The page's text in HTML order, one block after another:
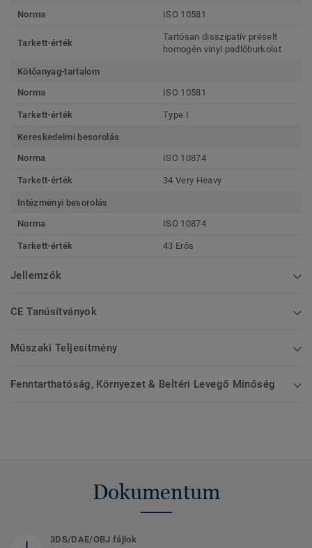
Norma
ISO 10581
Tarkett-érték
Tartósan disszipatív préselt
homogén vinyl padlóburkolat
Kötőanyag-tartalom
Norma
ISO 10581
Tarkett-érték Type I
Kereskedelmi besorolás
Norma
ISO 10874
Tarkett-érték 34 Very Heavy
Intézményi besorolás
Norma
ISO 10874
Tarkett-érték 43 Erős
Jellemzők
CE Tanúsítványok
Műszaki Teljesítmény
Fenntarthatóság, Környezet & Beltéri Levegő Minőség
Dokumentum
3DS/DAE/OBJ fájlok